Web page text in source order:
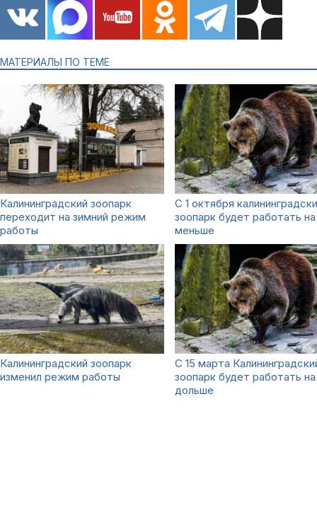
МАТЕРИАЛЫ ПО ТЕМЕ
Калининградский зоопарк
переходит на зимний режим
работы
С 1 октября
зоопарк будет работать
меньше
Калининградский зоопарк
изменил режим работы
С 15 марта
зоопарк будет работать
дольше